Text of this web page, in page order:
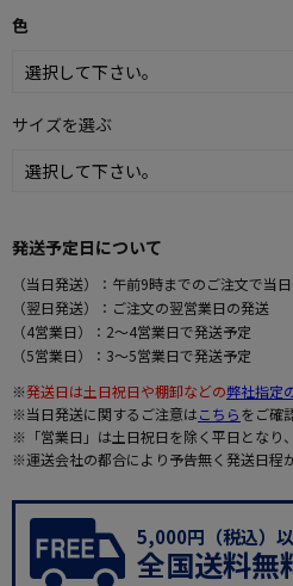
色
サイズを選ぶ
発送予定日について
（当日発送）：午前9時までのご注文で当
（翌日発送）：ご注文の翌営業日の発送
（4営業日）：2～4営業日で発送予定
（5営業日）：3～5営業日で発送予定
※発送日は土日祝日や棚卸などの弊社指定
※当日発送に関するご注意はこちらをご確
※「営業日」は土日祝日を除く平日となり
※運送会社の都合により予告無く発送日程
5,000円（税込）
全国送料無